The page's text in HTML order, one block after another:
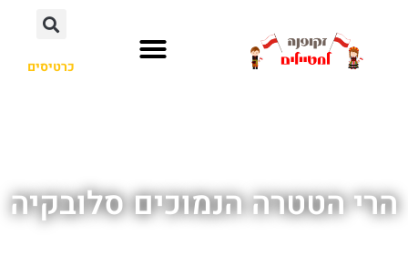
כרטיסים
הרי הטטרה הנמוכים סלובקיה